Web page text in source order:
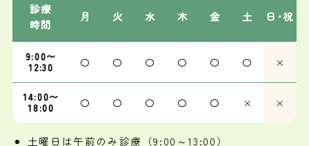
診療
時間
月 火 水 木 金 土 日･祝
9:00〜
12:30
〇 〇 〇 〇 〇 〇 ×
14:00〜
18:00
〇 〇 〇 〇 〇 × ×
土曜日は午前のみ診療（9:00～13:00）